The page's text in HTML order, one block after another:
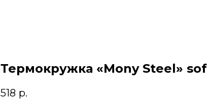
Термокружка «Mony Steel»
518 р.